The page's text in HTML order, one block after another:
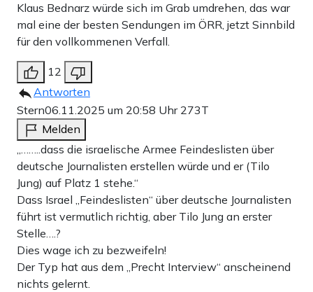
Klaus Bednarz würde sich im Grab umdrehen, das war
mal eine der besten Sendungen im ÖRR, jetzt Sinnbild
für den vollkommenen Verfall.
12
Antworten
Stern06.11.2025 um 20:58 Uhr 273T
Melden
„……..dass die israelische Armee Feindeslisten über
deutsche Journalisten erstellen würde und er (Tilo
Jung) auf Platz 1 stehe.“
Dass Israel „Feindeslisten“ über deutsche Journalisten
führt ist vermutlich richtig, aber Tilo Jung an erster
Stelle….?
Dies wage ich zu bezweifeln!
Der Typ hat aus dem „Precht Interview“ anscheinend
nichts gelernt.